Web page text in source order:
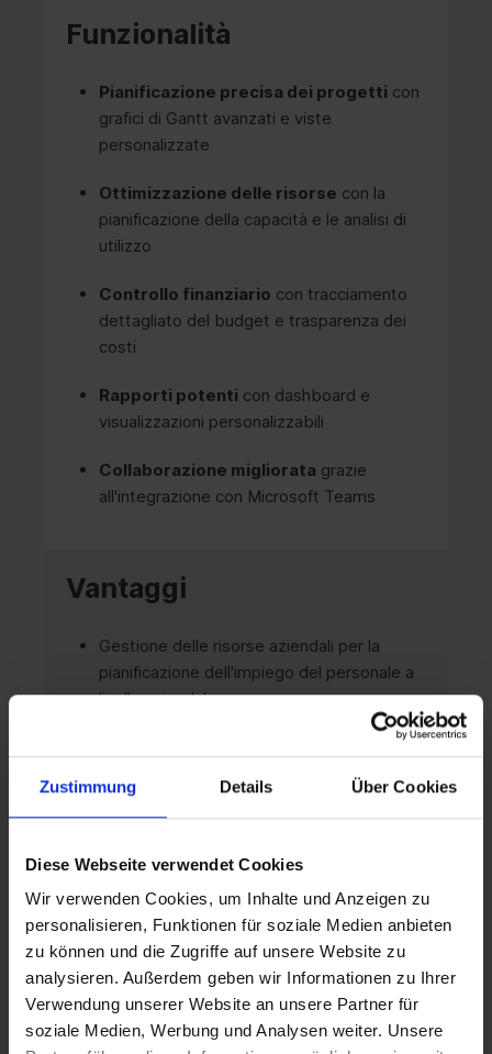
Zustimmung Details Über Cookies
Diese Webseite verwendet Cookies
Wir verwenden Cookies, um Inhalte und Anzeigen zu
personalisieren, Funktionen für soziale Medien anbieten
zu können und die Zugriffe auf unsere Website zu
analysieren. Außerdem geben wir Informationen zu Ihrer
Verwendung unserer Website an unsere Partner für
soziale Medien, Werbung und Analysen weiter. Unsere
Funzionalità
Pianificazione precisa dei progetti con
grafici di Gantt avanzati e viste
personalizzate
Ottimizzazione delle risorse con la
pianificazione della capacità e le analisi di
utilizzo
Controllo finanziario con tracciamento
dettagliato del budget e trasparenza dei
costi
Rapporti potenti con dashboard e
visualizzazioni personalizzabili
Collaborazione migliorata grazie
all'integrazione con Microsoft Teams
Vantaggi
Gestione delle risorse aziendali per la
pianificazione dell'impiego del personale a
livello aziendale
Visualizzazione consolidata del portafoglio
per la gestione di più progetti paralleli
Registrazione integrata delle ore con fogli
Analisi avanzata dei dati con l'interfaccia
Power BI* (*richiesta separatamente)
Ambiti di applicazione